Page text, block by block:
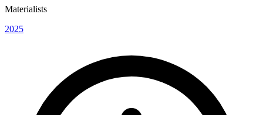
Materialists
2025